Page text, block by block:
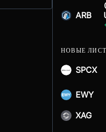
ARB
НОВЫЕ
SPCX
EWY
XAG